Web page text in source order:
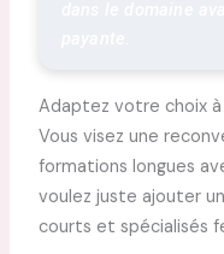
Adaptez votre choix
Vous visez une
formations longues
voulez juste ajouter
courts et spécialisés